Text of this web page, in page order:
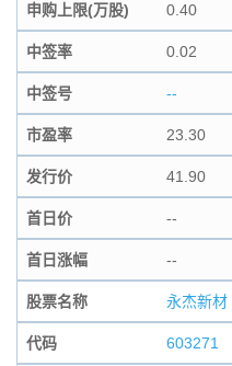
申购上限(万股) 0.40
中签率 0.02
中签号 --
市盈率 23.30
发行价 41.90
首日价 --
首日涨幅 --
股票名称 永杰新材
代码 603271